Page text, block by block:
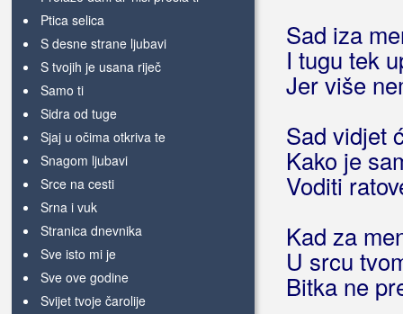
Ptica selica
S desne strane ljubavi
S tvojih je usana riječ
Samo ti
Sidra od tuge
Sjaj u očima otkriva te
Snagom ljubavi
Srce na cesti
Srna i vuk
Stranica dnevnika
Sve isto mi je
Sve ove godine
Svijet tvoje čarolije
Sad iza
I tugu tek
Jer više
Sad vidjet
Kako je
Voditi
Kad za
U srcu
Bitka ne